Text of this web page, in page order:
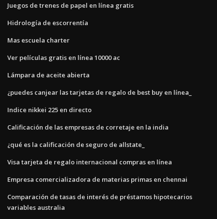
Juegos de trenes de papel en línea gratis
Hidrología de escorrentía
Mas escuela charter
Ver películas gratis en línea 10000 ac
Lámpara de aceite abierta
¿puedes canjear las tarjetas de regalo de best buy en línea_
Indice nikkei 225 en directo
Calificación de las empresas de corretaje en la india
¿qué es la calificación de seguro de allstate_
Visa tarjeta de regalo internacional compras en línea
Empresa comercializadora de materias primas en chennai
Comparación de tasas de interés de préstamos hipotecarios
variables australia